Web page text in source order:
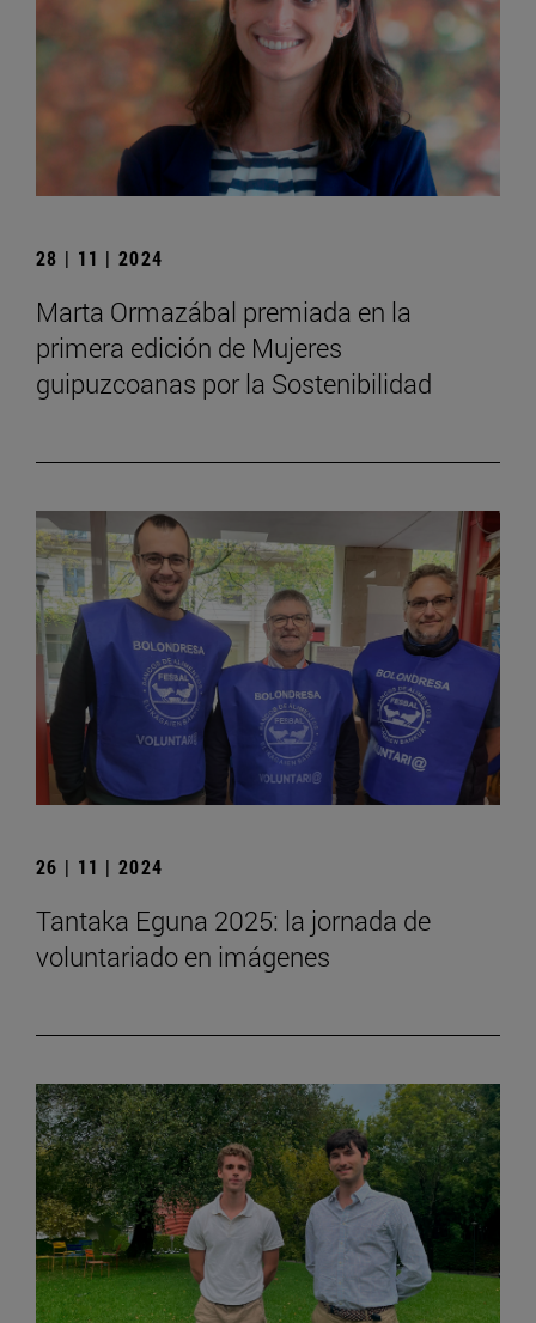
28 | 11 | 2024
Marta Ormazábal premiada en la
primera edición de Mujeres
guipuzcoanas por la Sostenibilidad
26 | 11 | 2024
Tantaka Eguna 2025: la jornada de
voluntariado en imágenes